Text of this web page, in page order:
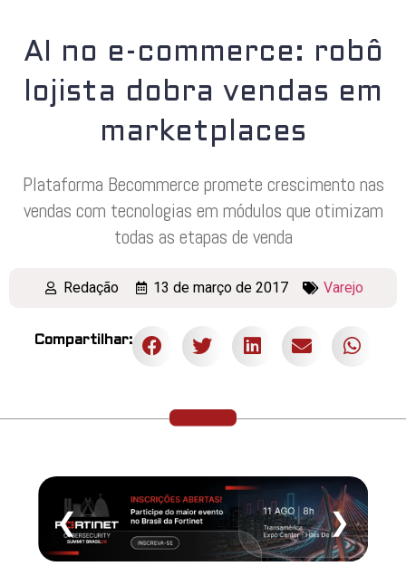
AI no e-commerce: robô
lojista dobra vendas em
marketplaces
Plataforma Becommerce promete crescimento nas
vendas com tecnologias em módulos que otimizam
todas as etapas de venda
Redação 13 de março de 2017 Varejo
Compartilhar:
❮ ❯